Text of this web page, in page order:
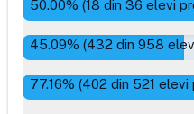
50.00% (18 din 36 elevi
45.09% (432 din 958
77.16% (402 din 521 elevi